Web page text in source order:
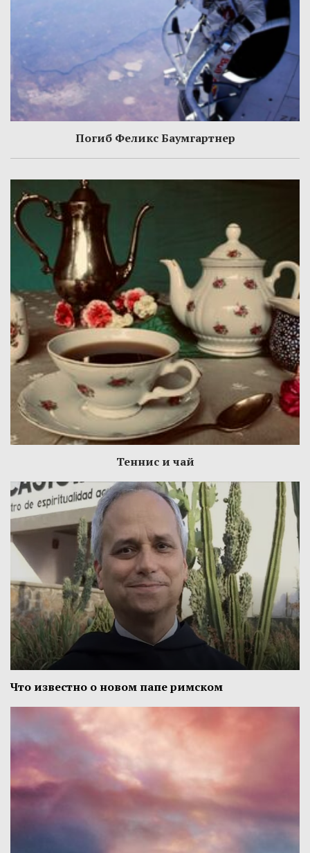
Погиб Феликс Баумгартнер
Теннис и чай
Что известно о новом папе римском